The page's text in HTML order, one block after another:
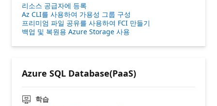
리소스 공급자에 등록
Az CLI를 사용하여 가용성 그룹 구성
프리미엄 파일 공유를 사용하여 FCI 만들기
백업 및 복원용 Azure Storage 사용
Azure SQL Database(PaaS)
학습